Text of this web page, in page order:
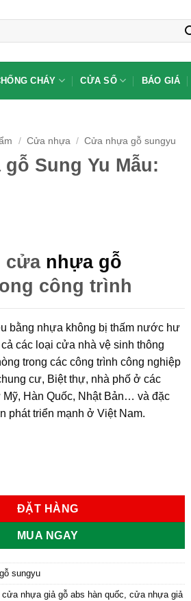
CHÁY CỬA SỔ BÁO GIÁ
/ Cửa nhựa / Cửa nhựa gỗ sungyu
Sung Yu Mẫu:
cửa nhựa gỗ
công trình
bằng nhựa không bị thấm nước hư
các loại cửa nhà vệ sinh thông
trong các công trình công nghiệp
cư, Biệt thự, nhà phố ở các
Hàn Quốc, Nhật Bản… và đặc
phát triển mạnh ở Việt Nam.
Mẫu: SYA-130 số lượng
ĐẶT HÀNG
MUA NGAY
sungyu
cửa nhựa giả gỗ abs hàn quốc,cửa nhựa giả